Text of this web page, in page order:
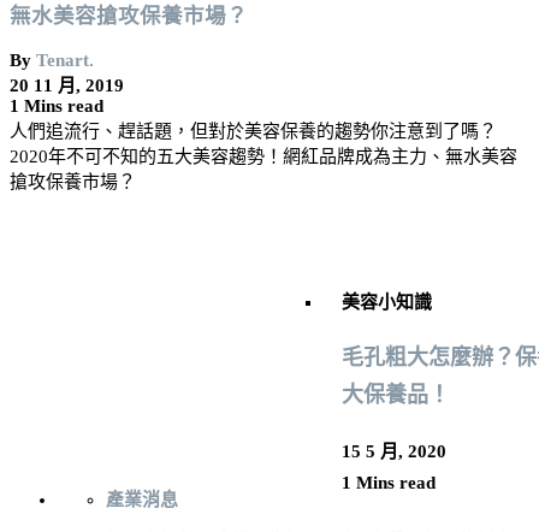
美容小知識
毛孔粗大怎麼辦？
大保養品！
15 5 月, 2020
1 Mins read
無水美容搶攻保養市場？
By Tenart.
20 11 月, 2019
1 Mins read
人們追流行、趕話題，但對於美容保養的趨勢你注意到了嗎？
2020年不可不知的五大美容趨勢！網紅品牌成為主力、無水美容
搶攻保養市場？
產業消息